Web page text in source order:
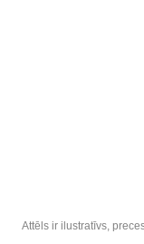
Attēls ir ilustratīvs,